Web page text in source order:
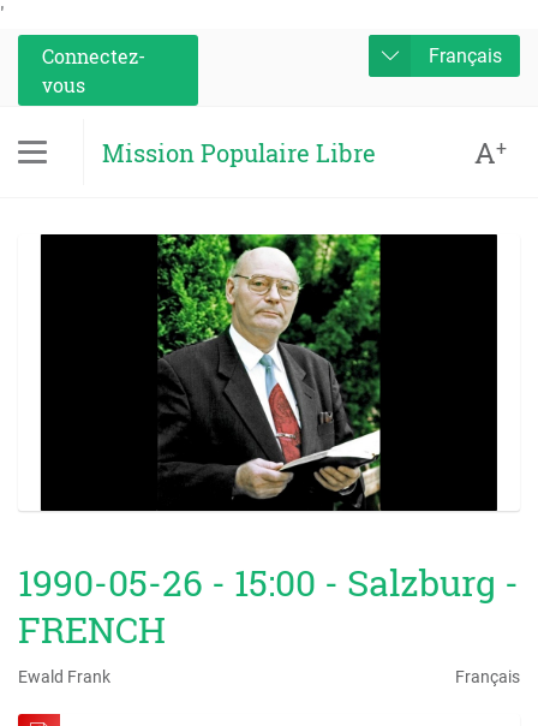
'
Connectez-
vous
Français
Mission Populaire Libre A+
1990-05-26 - 15:00 - Salzburg -
FRENCH
Ewald Frank Français